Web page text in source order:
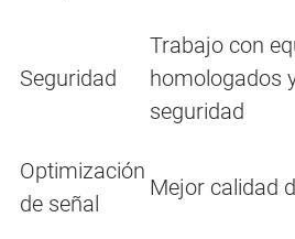
Seguridad
Trabajo con
homologados
seguridad
Optimización
de señal
Mejor calidad